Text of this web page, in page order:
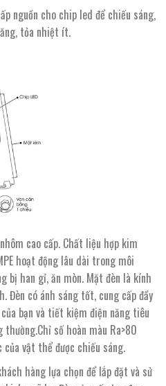
nguồn cho chip led để chiếu sáng,
tỏa nhiệt ít.
cao cấp. Chất liệu hợp kim
hoạt động lâu dài trong môi
bị han gỉ, ăn mòn. Mặt đèn là kính
Đèn có ánh sáng tốt, cung cấp đầy
bạn và tiết kiệm điện năng tiêu
số hoàn màu Ra>80
vật thể được chiếu sáng.
hàng lựa chọn để lắp đặt và sử